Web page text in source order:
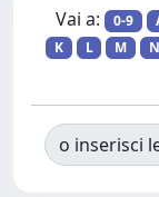
Vai a: 0-9
K
L M N
o inserisci